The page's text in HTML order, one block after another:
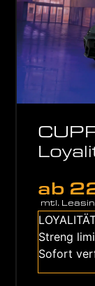
ab
mtl.
Streng
Sofort